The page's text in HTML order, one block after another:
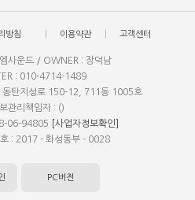
방침 이용약관 고객센터
사운드 / OWNER : 장덕남
: 010-4714-1489
동탄지성로 150-12, 711동 1005호
관리책임자 : ()
06-94805
[사업자정보확인]
: 2017 - 화성동부 - 0028
PC버전